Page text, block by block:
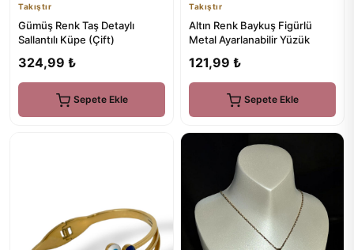
Takıştır
Gümüş Renk Taş Detaylı
Sallantılı Küpe (Çift)
324,99 ₺
Sepete Ekle
Takıştır
Altın Renk Baykuş Figürlü
Metal Ayarlanabilir Yüzük
121,99 ₺
Sepete Ekle